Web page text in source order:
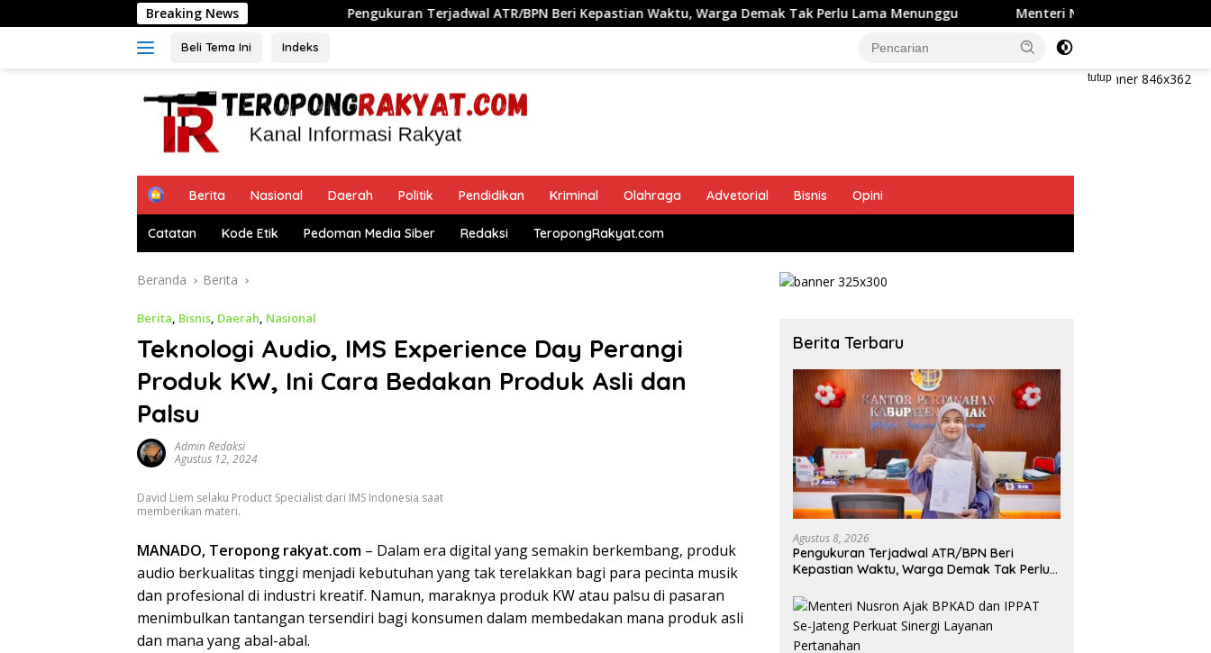
ke
Breaking NewsPengukuran Terjadwal ATR/BPN Beri Kepastian Waktu, Warga Demak Tak Perlu Lama Menunggu Menteri Nusron Ajak BPKAD dan IPPAT Se-Jateng
Beli Tema Ini Indeks
tutup
H
m
e
Berita Nasional Daerah Politik Pendidikan Kriminal Olahraga Advetorial Bisnis Opini
Catatan Kode Etik Pedoman Media Siber Redaksi TeropongRakyat.com
Beranda Berita
Berita, Bisnis, Daerah, Nasional
Teknologi Audio, IMS Experience Day Perangi
Produk KW, Ini Cara Bedakan Produk Asli dan
Palsu
Admin Redaksi
Agustus 12, 2024
David Liem selaku Product Specialist dari IMS Indonesia saat
memberikan materi.
MANADO, Teropong rakyat.com – Dalam era digital yang semakin berkembang, produk
audio berkualitas tinggi menjadi kebutuhan yang tak terelakkan bagi para pecinta musik
dan profesional di industri kreatif. Namun, maraknya produk KW atau palsu di pasaran
menimbulkan tantangan tersendiri bagi konsumen dalam membedakan mana produk asli
dan mana yang abal-abal.
Berita Terbaru
Agustus 8, 2026
Pengukuran Terjadwal ATR/BPN Beri
Kepastian Waktu, Warga Demak Tak Perlu